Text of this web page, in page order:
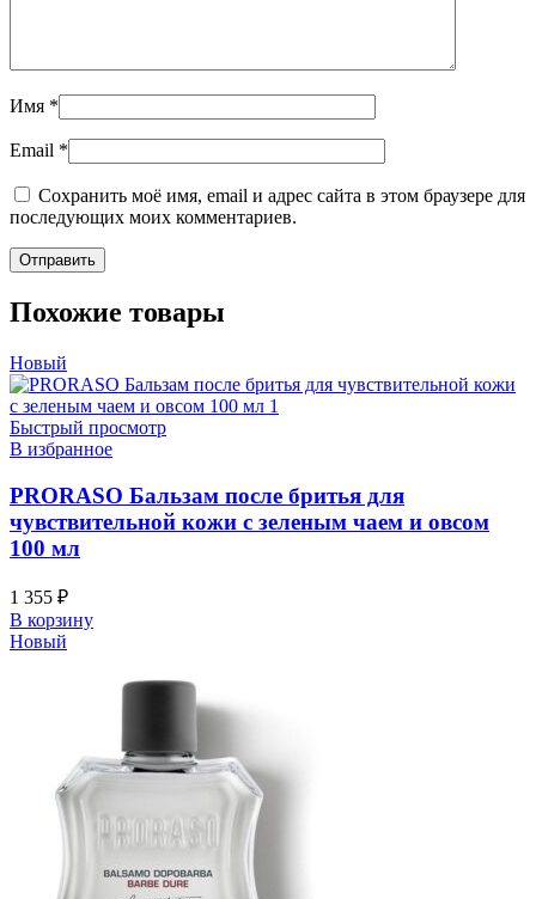
Имя *
Email *
Сохранить моё имя, email и адрес сайта в этом браузере для
последующих моих комментариев.
Похожие товары
Новый
Быстрый просмотр
В избранное
PRORASO Бальзам после бритья для
чувствительной кожи с зеленым чаем и овсом
100 мл
1 355 ₽
В корзину
Новый